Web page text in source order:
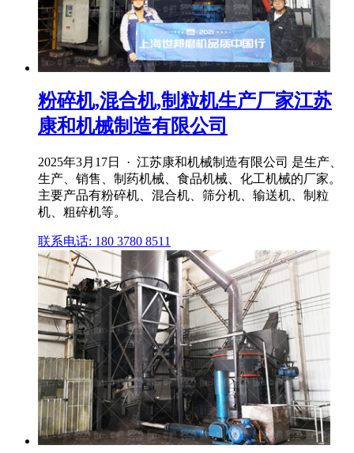
粉碎机,混合机,制粒机生产厂家江苏
康和机械制造有限公司
2025年3月17日 · 江苏康和机械制造有限公司 是生产、
生产、销售、制药机械、食品机械、化工机械的厂家。
主要产品有粉碎机、混合机、筛分机、输送机、制粒
机、粗碎机等。
联系电话: 180 3780 8511